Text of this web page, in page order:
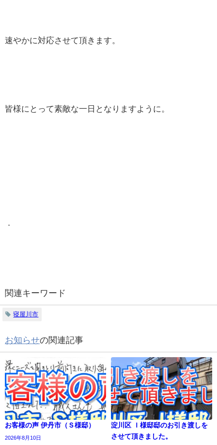
速やかに対応させて頂きます。
皆様にとって素敵な一日となりますように。
関連キーワード
寝屋川市
お知らせの関連記事
お客様の声 伊丹市（Ｓ様邸）
2026年8月10日
淀川区 Ｉ様邸邸のお引き渡しを
させて頂きました。